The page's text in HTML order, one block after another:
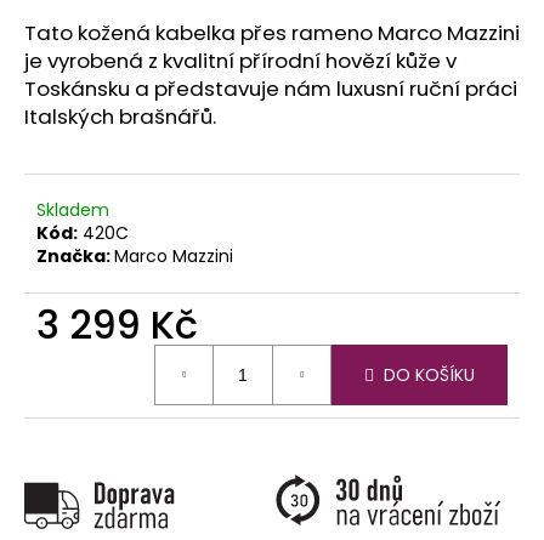
Tato kožená kabelka přes rameno Marco Mazzini
je vyrobená z kvalitní přírodní hovězí kůže v
Toskánsku a představuje nám luxusní ruční práci
Italských brašnářů.
Skladem
Kód: 420C
Značka:Marco Mazzini
3 299 Kč
DO KOŠÍKU
č
u
j
e
e